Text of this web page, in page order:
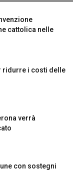
cattolica nelle
ridurre i costi delle
verrà
con sostegni